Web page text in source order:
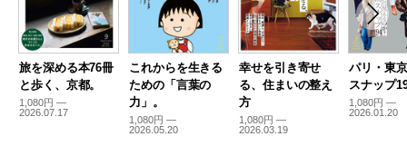
旅を深める本76冊
と歩く、京都。
1,080円 —
2026.07.17
これからを生きる
ための「言葉の
力」。
1,080円 —
2026.05.20
幸せを引き寄せ
る、住まいの整え
方
1,080円 —
2026.03.19
パリ・東
スナップ
1,080円 —
2026.01.20